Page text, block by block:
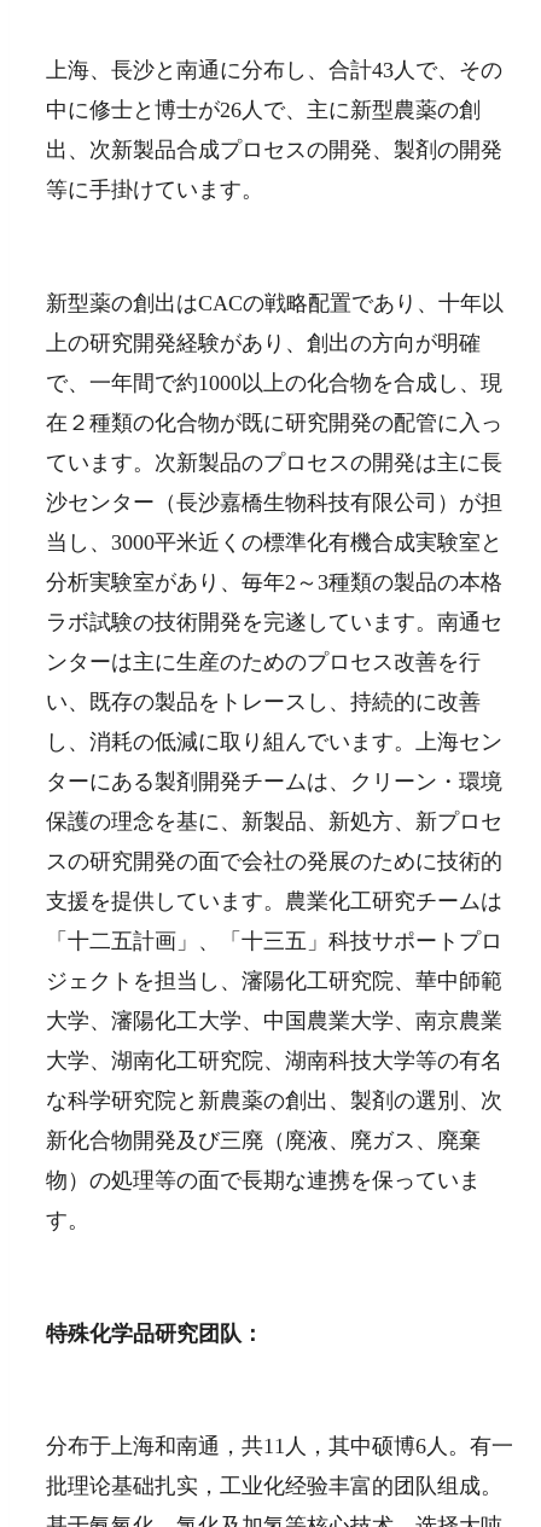
上海、長沙と南通に分布し、合計43人で、その
中に修士と博士が26人で、主に新型農薬の創
出、次新製品合成プロセスの開発、製剤の開発
等に手掛けています。
新型薬の創出はCACの戦略配置であり、十年以
上の研究開発経験があり、創出の方向が明確
で、一年間で約1000以上の化合物を合成し、現
在２種類の化合物が既に研究開発の配管に入っ
ています。次新製品のプロセスの開発は主に長
沙センター（長沙嘉橋生物科技有限公司）が担
当し、3000平米近くの標準化有機合成実験室と
分析実験室があり、毎年2～3種類の製品の本格
ラボ試験の技術開発を完遂しています。南通セ
ンターは主に生産のためのプロセス改善を行
い、既存の製品をトレースし、持続的に改善
し、消耗の低減に取り組んでいます。上海セン
ターにある製剤開発チームは、クリーン・環境
保護の理念を基に、新製品、新処方、新プロセ
スの研究開発の面で会社の発展のために技術的
支援を提供しています。農業化工研究チームは
「十二五計画」、「十三五」科技サポートプロ
ジェクトを担当し、瀋陽化工研究院、華中師範
大学、瀋陽化工大学、中国農業大学、南京農業
大学、湖南化工研究院、湖南科技大学等の有名
な科学研究院と新農薬の創出、製剤の選別、次
新化合物開発及び三廃（廃液、廃ガス、廃棄
物）の処理等の面で長期な連携を保っていま
す。
特殊化学品研究团队：
分布于上海和南通，共11人，其中硕博6人。有一
批理论基础扎实，工业化经验丰富的团队组成。